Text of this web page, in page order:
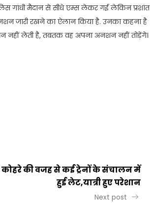
गांधी मैदान से सीधे एम्स लेकर गई लेकिन प्रशांत
जारी रखने का ऐलान किया है. उनका कहना है
नहीं लेती है, तबतक वह अपना अनशन नहीं तोड़ेंगे।
कोहरे की वजह से कई ट्रेनों के संचालन में
हुई लेट,यात्री हुए परेशान
Next post